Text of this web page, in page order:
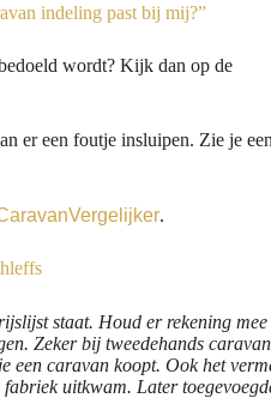
indeling past bij mij?”
wordt? Kijk dan op de
er een foutje insluipen. Zie je
.
staat. Houd er rekening
Zeker bij tweedehands
een caravan koopt. Ook het
uitkwam. Later